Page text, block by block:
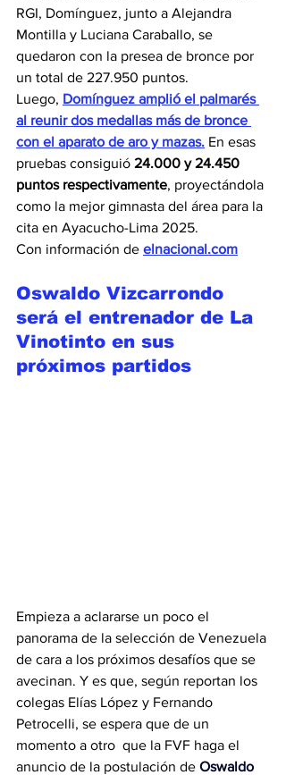
RGI, Domínguez, junto a Alejandra
Montilla y Luciana Caraballo, se
quedaron con la presea de bronce por
un total de 227.950 puntos.
Luego, Domínguez amplió el palmarés
al reunir dos medallas más de bronce
con el aparato de aro y mazas. En esas
pruebas consiguió 24.000 y 24.450
puntos respectivamente, proyectándola
como la mejor gimnasta del área para la
cita en Ayacucho-Lima 2025.
Con información de elnacional.com
Oswaldo Vizcarrondo
será el entrenador de La
Vinotinto en sus
próximos partidos
Empieza a aclararse un poco el
panorama de la selección de Venezuela
de cara a los próximos desafíos que se
avecinan. Y es que, según reportan los
colegas Elías López y Fernando
Petrocelli, se espera que de un
momento a otro  que la FVF haga el
anuncio de la postulación de Oswaldo